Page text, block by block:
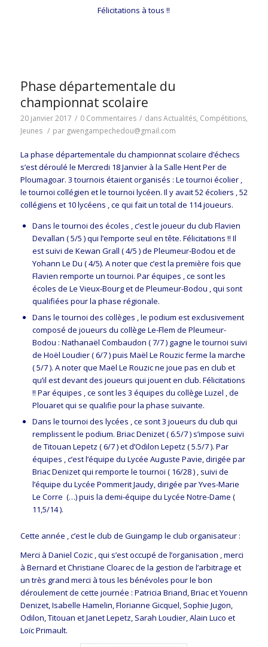
Félicitations à tous !!
Phase départementale du
championnat scolaire
20 janvier 2017 / 0 Commentaires / dansActualités, Compétitions,
Jeunes / par gwengampechedou@gmail.com
La phase départementale du championnat scolaire d’échecs
s’est déroulé le Mercredi 18 Janvier à la Salle Hent Per de
Ploumagoar. 3 tournois étaient organisés : Le tournoi écolier ,
le tournoi collégien et le tournoi lycéen. Il y avait 52 écoliers , 52
collégiens et 10 lycéens , ce qui fait un total de 114 joueurs.
Dans le tournoi des écoles , c’est le joueur du club Flavien
Devallan ( 5/5 ) qui l’emporte seul en tête. Félicitations !! Il
est suivi de Kewan Grall ( 4/5 ) de Pleumeur-Bodou et de
Yohann Le Du ( 4/5). A noter que c’est la première fois que
Flavien remporte un tournoi. Par équipes , ce sont les
écoles de Le Vieux-Bourg et de Pleumeur-Bodou , qui sont
qualifiées pour la phase régionale.
Dans le tournoi des collèges , le podium est exclusivement
composé de joueurs du collège Le-Flem de Pleumeur-
Bodou : Nathanaël Combaudon ( 7/7 ) gagne le tournoi suivi
de Hoël Loudier ( 6/7 ) puis Maël Le Rouzic ferme la marche
( 5/7 ). A noter que Maël Le Rouzic ne joue pas en club et
qu’il est devant des joueurs qui jouent en club. Félicitations
!! Par équipes , ce sont les 3 équipes du collège Luzel , de
Plouaret qui se qualifie pour la phase suivante.
Dans le tournoi des lycées , ce sont 3 joueurs du club qui
remplissent le podium. Briac Denizet ( 6.5/7 ) s’impose suivi
de Titouan Lepetz ( 6/7 ) et d’Odilon Lepetz ( 5.5/7 ). Par
équipes , c’est l’équipe du Lycée Auguste Pavie, dirigée par
Briac Denizet qui remporte le tournoi ( 16/28 ) , suivi de
l’équipe du Lycée Pommerit Jaudy, dirigée par Yves-Marie
Le Corre (…) puis la demi-équipe du Lycée Notre-Dame (
11,5/14 ).
Cette année , c’est le club de Guingamp le club organisateur :
Merci à Daniel Cozic , qui s’est occupé de l’organisation , merci
à Bernard et Christiane Cloarec de la gestion de l’arbitrage et
un très grand merci à tous les bénévoles pour le bon
déroulement de cette journée : Patricia Briand, Briac et Youenn
Denizet, Isabelle Hamelin, Florianne Gicquel, Sophie Jugon,
Odilon, Titouan et Janet Lepetz, Sarah Loudier, Alain Luco et
Loïc Primault.